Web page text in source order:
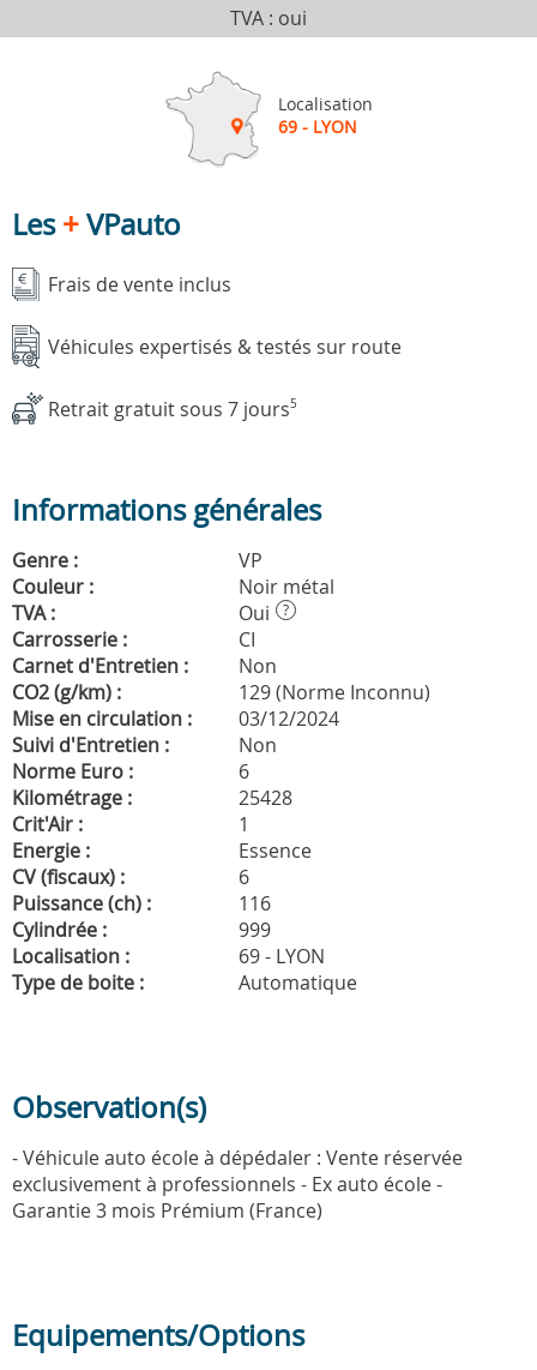
TVA : oui
Localisation
69 - LYON
Les+VPauto
Frais de vente inclus
Véhicules expertisés & testés sur route
Retrait gratuit sous 7 jours5
Informations générales
Genre :
VP
Couleur :
Noir métal
TVA :
Oui ?
Carrosserie :
CI
Carnet d'Entretien :
Non
CO2 (g/km) :
129 (Norme Inconnu)
Mise en circulation :
03/12/2024
Suivi d'Entretien :
Non
Norme Euro :
6
Kilométrage :
25428
Crit'Air :
1
Energie :
Essence
CV (fiscaux) :
6
Puissance (ch) :
116
Cylindrée :
999
Localisation :
69 - LYON
Type de boite :
Automatique
Observation(s)
- Véhicule auto école à dépédaler : Vente réservée
exclusivement à professionnels - Ex auto école -
Garantie 3 mois Prémium (France)
Equipements/Options